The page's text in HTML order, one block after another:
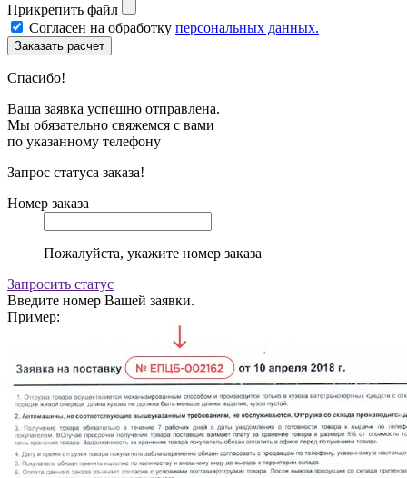
Прикрепить файл
Согласен на обработку персональных данных.
Спасибо!
Ваша заявка успешно отправлена.
Мы обязательно свяжемся с вами
по указанному телефону
Запрос статуса заказа!
Номер заказа
Пожалуйста, укажите номер заказа
Запросить статус
Введите номер Вашей заявки.
Пример: